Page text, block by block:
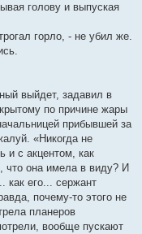
голову и выпуская
горло, - не убил же.
выйдет, задавил в
по причине жары
прибывшей за
«Никогда не
и с акцентом, как
что она имела в виду? И
как его... сержант
почему-то этого не
планеров
вообще пускают